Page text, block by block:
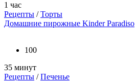
1 час
Рецепты /Торты
Домашние пирожные Kinder Paradiso
100
35 минут
Рецепты /Печенье